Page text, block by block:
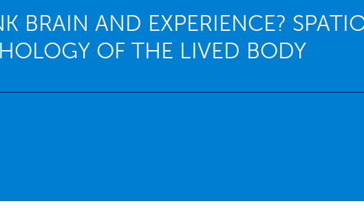
BRAIN AND EXPERIENCE?
OF THE LIVED BODY